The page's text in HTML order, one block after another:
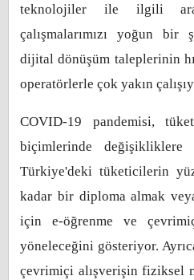
teknolojiler ile ilgili
çalışmalarımızı yoğun
dijital dönüşüm taleplerinin
operatörlerle çok yakın
COVID-19 pandemisi,
biçimlerinde değişikliklere
Türkiye'deki tüketicilerin
kadar bir diploma almak
için e-öğrenme ve
yöneleceğini gösteriyor.
çevrimiçi alışverişin fiziksel